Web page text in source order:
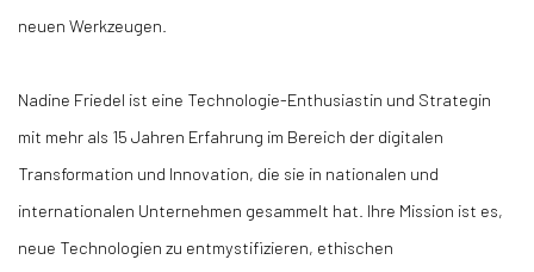
neuen Werkzeugen.
Nadine Friedel ist eine Technologie-Enthusiastin und Strategin
mit mehr als 15 Jahren Erfahrung im Bereich der digitalen
Transformation und Innovation, die sie in nationalen und
internationalen Unternehmen gesammelt hat. Ihre Mission ist es,
neue Technologien zu entmystifizieren, ethischen